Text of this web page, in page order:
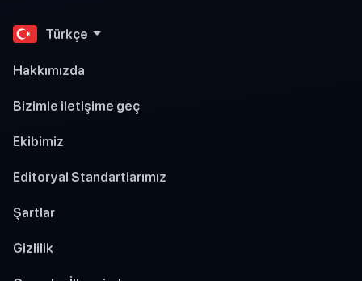
Türkçe
Hakkımızda
Bizimle iletişime geç
Ekibimiz
Editoryal Standartlarımız
Şartlar
Gizlilik